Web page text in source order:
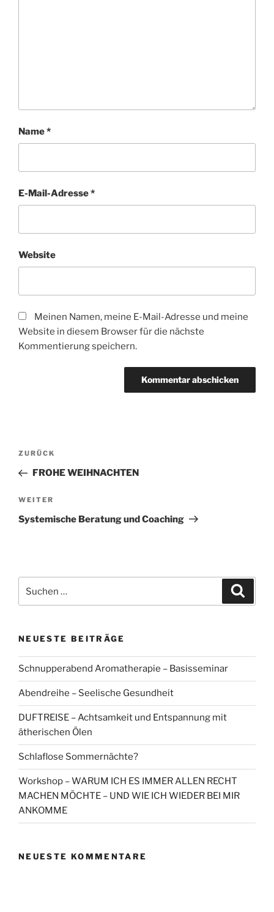
Name*
E-Mail-Adresse*
Website
Meinen Namen, meine E-Mail-Adresse und meine
Website in diesem Browser für die nächste
Kommentierung speichern.
Beitragsnavigation
Vorheriger
Beitrag
ZURÜCK
FROHE WEIHNACHTEN
Nächster
Beitrag
WEITER
Systemische Beratung und Coaching
nach:
NEUESTE BEITRÄGE
Schnupperabend Aromatherapie – Basisseminar
Abendreihe – Seelische Gesundheit
DUFTREISE – Achtsamkeit und Entspannung mit
ätherischen Ölen
Schlaflose Sommernächte?
Workshop – WARUM ICH ES IMMER ALLEN RECHT
MACHEN MÖCHTE – UND WIE ICH WIEDER BEI MIR
ANKOMME
NEUESTE KOMMENTARE